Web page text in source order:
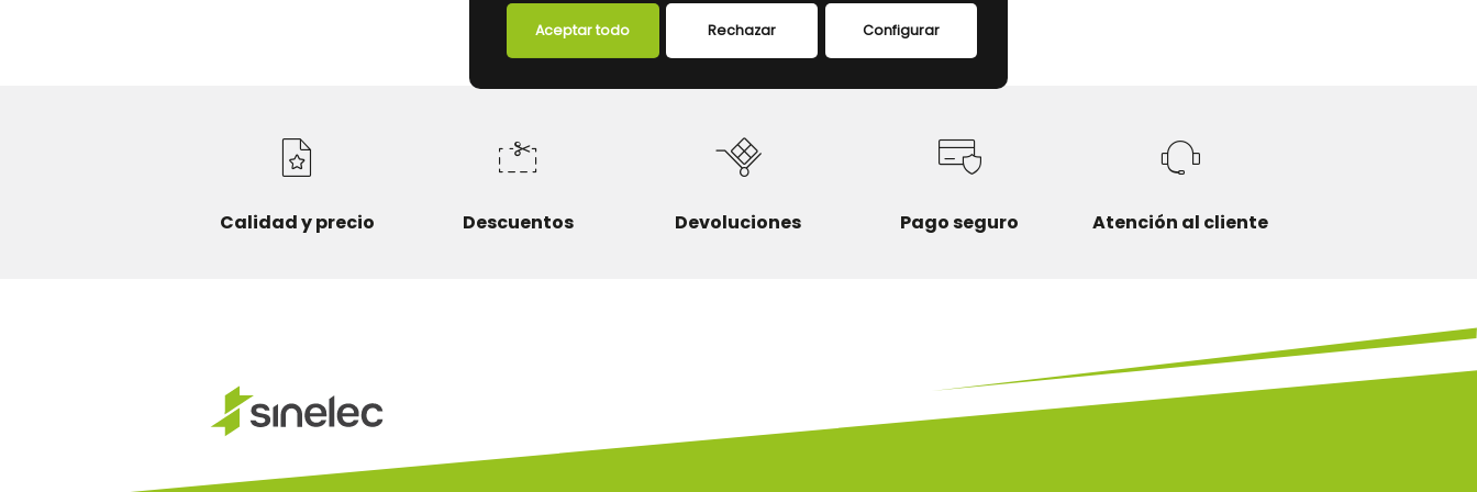
Configurar
Rechazar
Aceptar todo
Calidad y precio Descuentos Devoluciones Pago seguro Atención al cliente